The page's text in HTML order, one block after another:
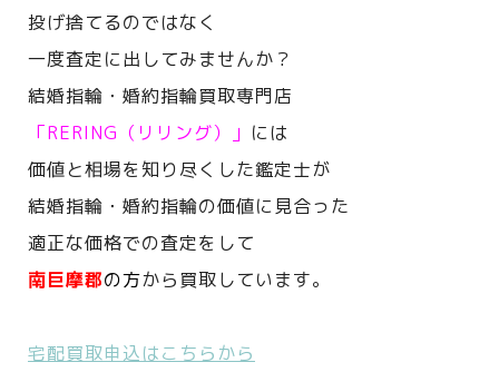
投げ捨てるのではなく
一度査定に出してみませんか？
結婚指輪・婚約指輪買取専門店
「RERING（リリング）」 には
価値と相場を知り尽くした鑑定士が
結婚指輪・婚約指輪の価値に見合った
適正な価格での査定をして
南巨摩郡の方から買取しています。
宅配買取申込はこちらから